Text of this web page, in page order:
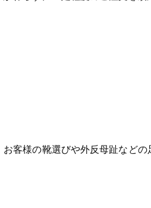
客様の靴選びや外反母趾など